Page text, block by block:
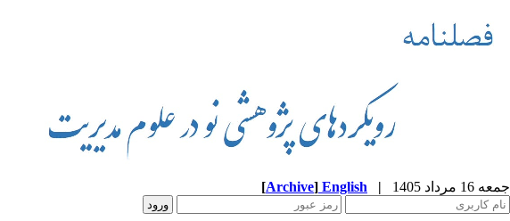
جمعه 16 مرداد 1405 |
English
[Archive]